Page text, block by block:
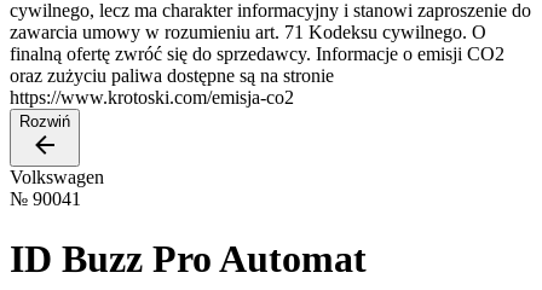
cywilnego, lecz ma charakter informacyjny i stanowi zaproszenie do
zawarcia umowy w rozumieniu art. 71 Kodeksu cywilnego. O
finalną ofertę zwróć się do sprzedawcy. Informacje o emisji CO2
oraz zużyciu paliwa dostępne są na stronie
https://www.krotoski.com/emisja-co2
Rozwiń
Volkswagen
№ 90041
ID Buzz Pro Automat